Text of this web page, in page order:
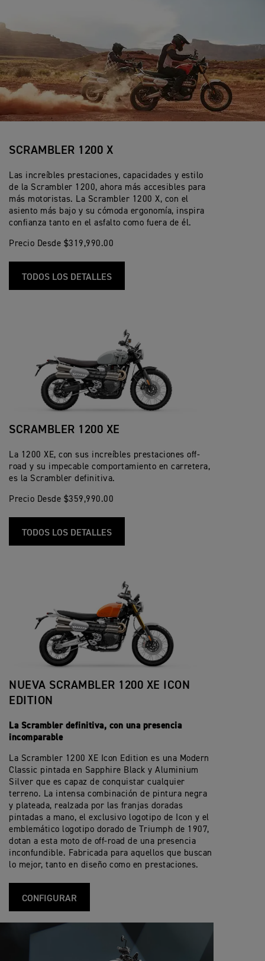
SCRAMBLER 1200 X
Las increíbles prestaciones, capacidades y estilo
de la Scrambler 1200, ahora más accesibles para
más motoristas. La Scrambler 1200 X, con el
asiento más bajo y su cómoda ergonomía, inspira
confianza tanto en el asfalto como fuera de él.
Precio Desde $319,990.00
TODOS LOS DETALLES
SCRAMBLER 1200 XE
La 1200 XE, con sus increíbles prestaciones off-
road y su impecable comportamiento en carretera,
es la Scrambler definitiva.
Precio Desde $359,990.00
TODOS LOS DETALLES
NUEVA SCRAMBLER 1200 XE ICON
EDITION
La Scrambler definitiva, con una presencia
incomparable
La Scrambler 1200 XE Icon Edition es una Modern
Classic pintada en Sapphire Black y Aluminium
Silver que es capaz de conquistar cualquier
terreno. La intensa combinación de pintura negra
y plateada, realzada por las franjas doradas
pintadas a mano, el exclusivo logotipo de Icon y el
emblemático logotipo dorado de Triumph de 1907,
dotan a esta moto de off-road de una presencia
inconfundible. Fabricada para aquellos que buscan
lo mejor, tanto en diseño como en prestaciones.
CONFIGURAR